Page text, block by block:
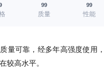
99
质量
99
性能
量可靠，经多年高强度使用
较高水平。